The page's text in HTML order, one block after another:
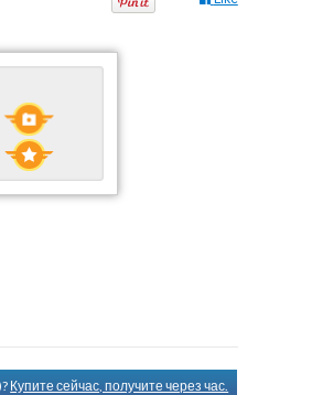
Купите сейчас, получите через час.